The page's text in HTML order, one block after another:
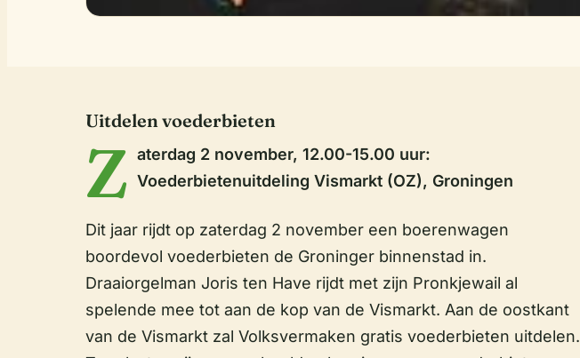
Uitdelen voederbieten
Z aterdag 2 november, 12.00-15.00 uur:
Voederbietenuitdeling Vismarkt (OZ), Groningen
Dit jaar rijdt op zaterdag 2 november een boerenwagen
boordevol voederbieten de Groninger binnenstad in.
Draaiorgelman Joris ten Have rijdt met zijn Pronkjewail al
spelende mee tot aan de kop van de Vismarkt. Aan de oostkant
van de Vismarkt zal Volksvermaken gratis voederbieten uitdelen.